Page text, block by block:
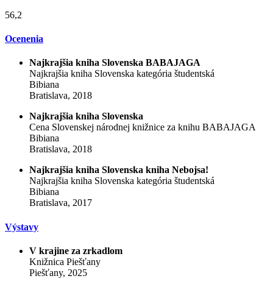
56,2
Ocenenia
Najkrajšia kniha Slovenska BABAJAGA
Najkrajšia kniha Slovenska kategória študentská
Bibiana
Bratislava, 2018
Najkrajšia kniha Slovenska
Cena Slovenskej národnej knižnice za knihu BABAJAGA
Bibiana
Bratislava, 2018
Najkrajšia kniha Slovenska kniha Nebojsa!
Najkrajšia kniha Slovenska kategória študentská
Bibiana
Bratislava, 2017
Výstavy
V krajine za zrkadlom
Knižnica Piešťany
Piešťany, 2025